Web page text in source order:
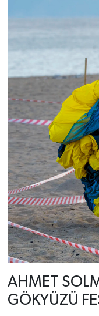
AHMET
GÖKYÜZÜ